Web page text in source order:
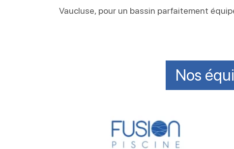
Vaucluse, pour un bassin parfaitement
Nos